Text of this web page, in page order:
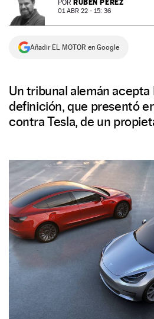
NEWSLETTER
SÍGUENOS
POR RUBÉN PÉREZ
01 ABR 22 - 15: 36
Añadir EL MOTOR en Google
Un tribunal alemán acepta
definición, que presentó
contra Tesla, de un